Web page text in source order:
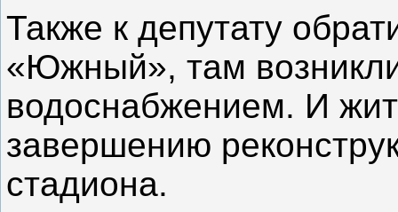
Также к депутату
«Южный», там
водоснабжением. И
завершению
стадиона.